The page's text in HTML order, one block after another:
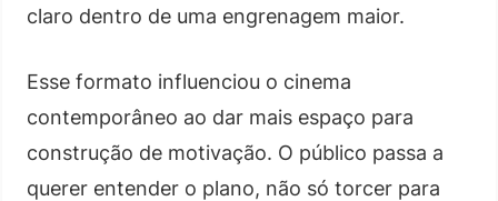
claro dentro de uma engrenagem maior.
Esse formato influenciou o cinema
contemporâneo ao dar mais espaço para
construção de motivação. O público passa a
querer entender o plano, não só torcer para